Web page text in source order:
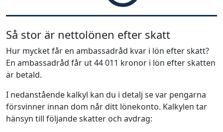
Så stor är nettolönen efter skatt
Hur mycket får en ambassadråd kvar i lön efter skatt?
En ambassadråd får ut 44 011 kronor i lön efter skatten
är betald.
I nedanstående kalkyl kan du i detalj se var pengarna
försvinner innan dom når ditt lönekonto. Kalkylen tar
hänsyn till följande skatter och avdrag: